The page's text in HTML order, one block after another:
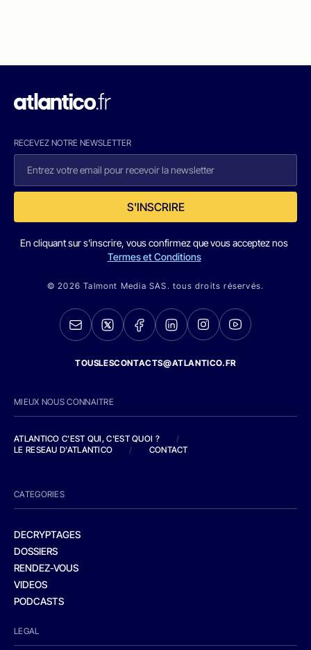
RECEVEZ NOTRE NEWSLETTER
S'INSCRIRE
En cliquant sur s'inscrire, vous confirmez que vous acceptez nos
Termes et Conditions
© 2026 Talmont Media SAS. tous droits réservés.
TOUSLESCONTACTS@ATLANTICO.FR
MIEUX NOUS CONNAITRE
ATLANTICO C'EST QUI, C'EST QUOI ?
/
LE RESEAU D'ATLANTICO
/ CONTACT
CATEGORIES
DECRYPTAGES
DOSSIERS
RENDEZ-VOUS
VIDEOS
PODCASTS
LEGAL